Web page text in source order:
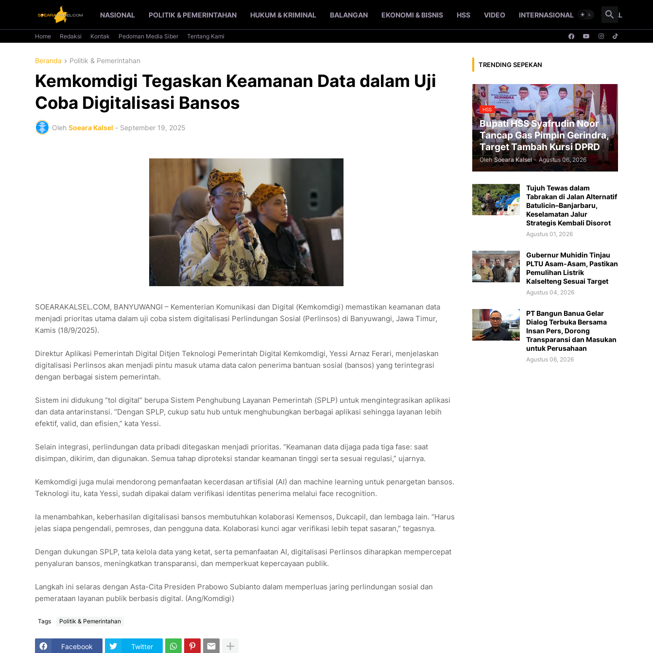
NASIONAL POLITIK & PEMERINTAHAN HUKUM & KRIMINAL BALANGAN EKONOMI & BISNIS HSS VIDEO INTERNASIONAL NASIONAL
Home Redaksi Kontak Pedoman Media Siber Tentang Kami
Beranda Politik & Pemerintahan
Kemkomdigi Tegaskan Keamanan Data dalam Uji
Coba Digitalisasi Bansos
Oleh Soeara Kalsel - September 19, 2025
SOEARAKALSEL.COM, BANYUWANGI – Kementerian Komunikasi dan Digital (Kemkomdigi) memastikan keamanan data
menjadi prioritas utama dalam uji coba sistem digitalisasi Perlindungan Sosial (Perlinsos) di Banyuwangi, Jawa Timur,
Kamis (18/9/2025).
Direktur Aplikasi Pemerintah Digital Ditjen Teknologi Pemerintah Digital Kemkomdigi, Yessi Arnaz Ferari, menjelaskan
digitalisasi Perlinsos akan menjadi pintu masuk utama data calon penerima bantuan sosial (bansos) yang terintegrasi
dengan berbagai sistem pemerintah.
Sistem ini didukung “tol digital” berupa Sistem Penghubung Layanan Pemerintah (SPLP) untuk mengintegrasikan aplikasi
dan data antarinstansi. “Dengan SPLP, cukup satu hub untuk menghubungkan berbagai aplikasi sehingga layanan lebih
efektif, valid, dan efisien,” kata Yessi.
Selain integrasi, perlindungan data pribadi ditegaskan menjadi prioritas. “Keamanan data dijaga pada tiga fase: saat
disimpan, dikirim, dan digunakan. Semua tahap diproteksi standar keamanan tinggi serta sesuai regulasi,” ujarnya.
Kemkomdigi juga mulai mendorong pemanfaatan kecerdasan artifisial (AI) dan machine learning untuk penargetan bansos.
Teknologi itu, kata Yessi, sudah dipakai dalam verifikasi identitas penerima melalui face recognition.
Ia menambahkan, keberhasilan digitalisasi bansos membutuhkan kolaborasi Kemensos, Dukcapil, dan lembaga lain. “Harus
jelas siapa pengendali, pemroses, dan pengguna data. Kolaborasi kunci agar verifikasi lebih tepat sasaran,” tegasnya.
Dengan dukungan SPLP, tata kelola data yang ketat, serta pemanfaatan AI, digitalisasi Perlinsos diharapkan mempercepat
penyaluran bansos, meningkatkan transparansi, dan memperkuat kepercayaan publik.
Langkah ini selaras dengan Asta-Cita Presiden Prabowo Subianto dalam memperluas jaring perlindungan sosial dan
pemerataan layanan publik berbasis digital. (Ang/Komdigi)
Tags Politik & Pemerintahan
Facebook Twitter
TRENDING SEPEKAN
HSS
Bupati HSS Syafrudin Noor
Tancap Gas Pimpin Gerindra,
Target Tambah Kursi DPRD
Oleh Soeara Kalsel - Agustus 06, 2026
Tujuh Tewas dalam
Tabrakan di Jalan Alternatif
Batulicin–Banjarbaru,
Keselamatan Jalur
Strategis Kembali Disorot
Agustus 01, 2026
Gubernur Muhidin Tinjau
PLTU Asam-Asam, Pastikan
Pemulihan Listrik
Kalselteng Sesuai Target
Agustus 04, 2026
PT Bangun Banua Gelar
Dialog Terbuka Bersama
Insan Pers, Dorong
Transparansi dan Masukan
untuk Perusahaan
Agustus 06, 2026